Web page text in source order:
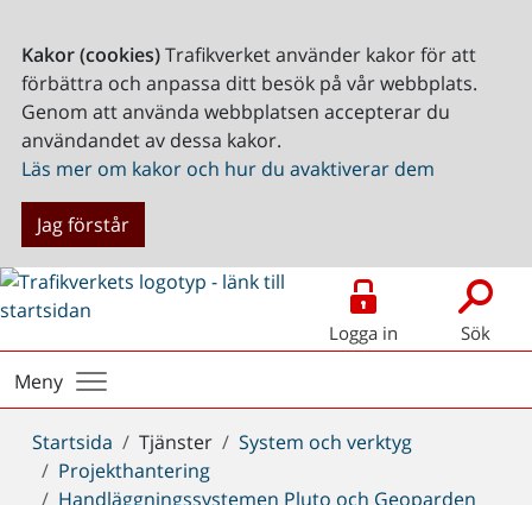
Kakor (cookies)Trafikverket använder kakor för att
förbättra och anpassa ditt besök på vår webbplats.
Genom att använda webbplatsen accepterar du
användandet av dessa kakor.
Läs mer om kakor och hur du avaktiverar dem
Jag förstår
Logga in Sök
Meny
Du
är
här:
Startsida Tjänster
System och verktyg
Projekthantering
Handläggningssystemen Pluto och Geoparden